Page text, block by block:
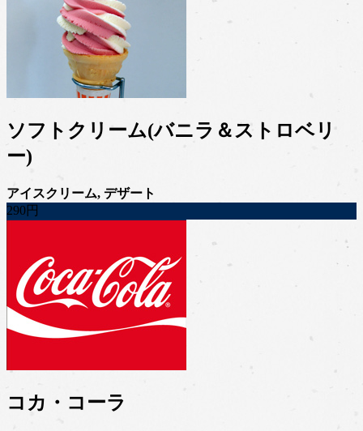
ソフトクリーム(バニラ＆ストロベリ
ー)
アイスクリーム, デザート
290円
コカ・コーラ